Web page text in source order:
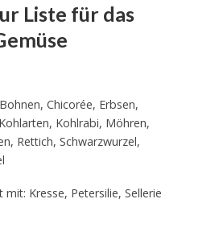
Liste für das
Chicorée, Erbsen,
Kohlrabi, Möhren,
Rettich, Schwarzwurzel,
Kresse, Petersilie, Sellerie